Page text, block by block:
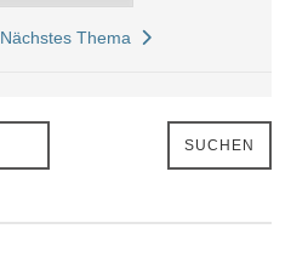
Nächstes Thema
SUCHEN